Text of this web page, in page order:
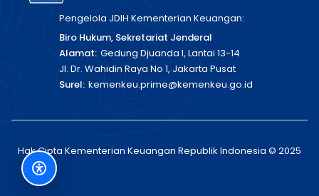
Pengelola JDIH Kementerian Keuangan:
Biro Hukum, Sekretariat Jenderal
Alamat: Gedung Djuanda I, Lantai 13-14
Jl. Dr. Wahidin Raya No 1, Jakarta Pusat
Surel: kemenkeu.prime@kemenkeu.go.id
Hak Cipta Kementerian Keuangan Republik Indonesia © 2025